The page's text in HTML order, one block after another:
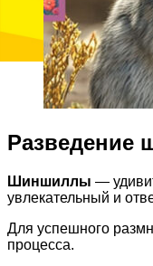
Разведение
Шиншиллы —
увлекательный и
Для успешного
процесса.